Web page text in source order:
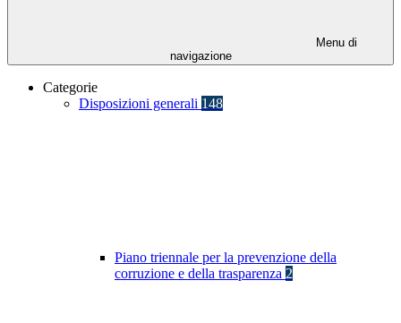
Menu di
navigazione
Categorie
Disposizioni generali 148
Piano triennale per la prevenzione della
corruzione e della trasparenza 2